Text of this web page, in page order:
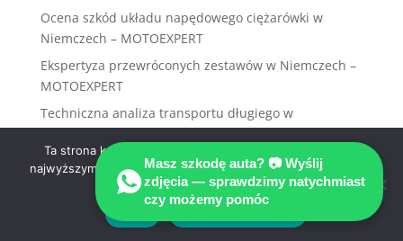
Ocena szkód układu napędowego ciężarówki w
Niemczech – MOTOEXPERT
Ekspertyza przewróconych zestawów w Niemczech –
MOTOEXPERT
Techniczna analiza transportu długiego w
Niemczech – MOTOEXPERT
Ekspertyza pojazdów ciężkich po pożarze w
Niemczech – MOTOEXPERT
Ocena uszkodzeń przy uderzeniu bocznym w
Niemczech – MOTOEXPERT
Masz szkodę auta? 📷 Wyślij
zdjęcia — sprawdzimy natychmiast
czy możemy pomóc
Ta strona korzysta z ciasteczek aby świadczyć usługi na
najwyższym poziomie. Dalsze korzystanie ze strony oznacza,
że zgadzasz się na ich użycie.